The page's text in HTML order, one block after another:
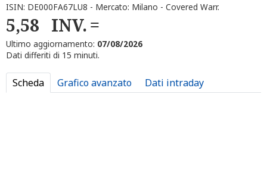
ISIN: DE000FA67LU8 - Mercato: Milano - Covered Warr.
5,58 INV.
Ultimo aggiornamento: 07/08/2026
Dati differiti di 15 minuti.
Scheda Grafico avanzato Dati intraday